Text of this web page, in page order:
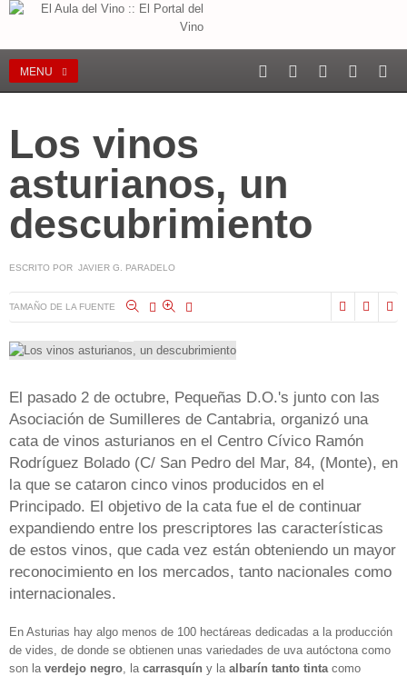
MENU
Los vinos
asturianos, un
descubrimiento
ESCRITO POR JAVIER G. PARADELO
TAMAÑO DE LA FUENTE
El pasado 2 de octubre, Pequeñas D.O.'s junto con las
Asociación de Sumilleres de Cantabria, organizó una
cata de vinos asturianos en el Centro Cívico Ramón
Rodríguez Bolado (C/ San Pedro del Mar, 84, (Monte), en
la que se cataron cinco vinos producidos en el
Principado. El objetivo de la cata fue el de continuar
expandiendo entre los prescriptores las características
de estos vinos, que cada vez están obteniendo un mayor
reconocimiento en los mercados, tanto nacionales como
internacionales.
En Asturias hay algo menos de 100 hectáreas dedicadas a la producción
de vides, de donde se obtienen unas variedades de uva autóctona como
son la verdejo negro , la carrasquín y la albarín tanto tinta como